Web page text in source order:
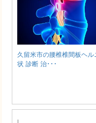
久留米市の腰椎椎間板ヘ
状 診断 治･･･